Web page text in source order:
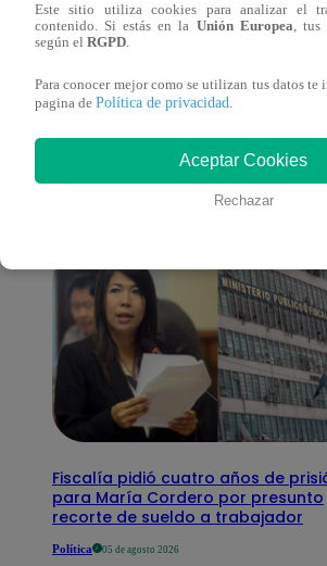
También te
interesar
Fiscalía pidió cuatro años de
para María Cordero por presunto
recorte de sueldo a trabajador
Política 05 de agosto 2026
Este sitio utiliza cookies para analizar el
contenido. Si estás en la Unión Europea ,
según el RGPD
Para conocer mejor como se utilizan tus datos te
pagina de Política de privacidad
Aceptar Cookies
Rechazar